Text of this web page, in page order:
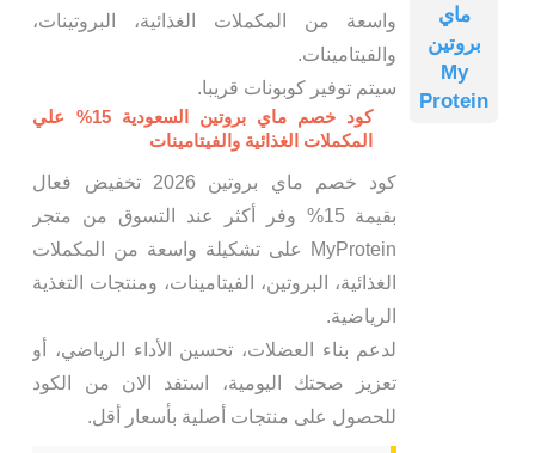
ماي
بروتين
My
Protein
واسعة من المكملات الغذائية، البروتينات،
والفيتامينات.
سيتم توفير كوبونات قريبا.
كود خصم ماي بروتين السعودية 15% علي
المكملات الغذائية والفيتامينات
كود خصم ماي بروتين 2026 تخفيض فعال
بقيمة 15% وفر أكثر عند التسوق من متجر
MyProtein على تشكيلة واسعة من المكملات
الغذائية، البروتين، الفيتامينات، ومنتجات التغذية
الرياضية.
لدعم بناء العضلات، تحسين الأداء الرياضي، أو
تعزيز صحتك اليومية، استفد الان من الكود
للحصول على منتجات أصلية بأسعار أقل.